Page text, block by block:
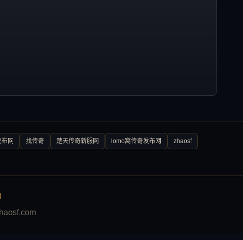
网 找传奇 楚天传奇新服网 lomo窝传奇发布网 zhaosf